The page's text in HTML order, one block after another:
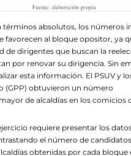
términos absolutos, los números
favorecen al bloque opositor, ya
de dirigentes que buscan la
por renovar su dirigencia. Sin
esta información. El PSUV y
(GPP) obtuvieron un número
de alcaldías en los comicios
requiere presentar los
el número de
obtenidas por cada bloque